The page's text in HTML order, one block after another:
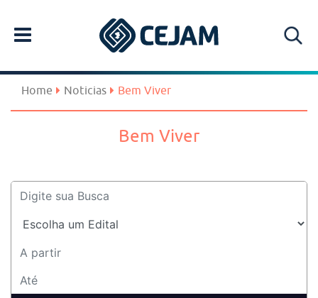
Home Noticias Bem Viver
Bem Viver